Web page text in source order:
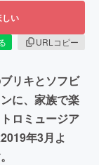
しい
URLコピー
リキとソフビ
に、家族で楽
ロミュージア
年3月よ